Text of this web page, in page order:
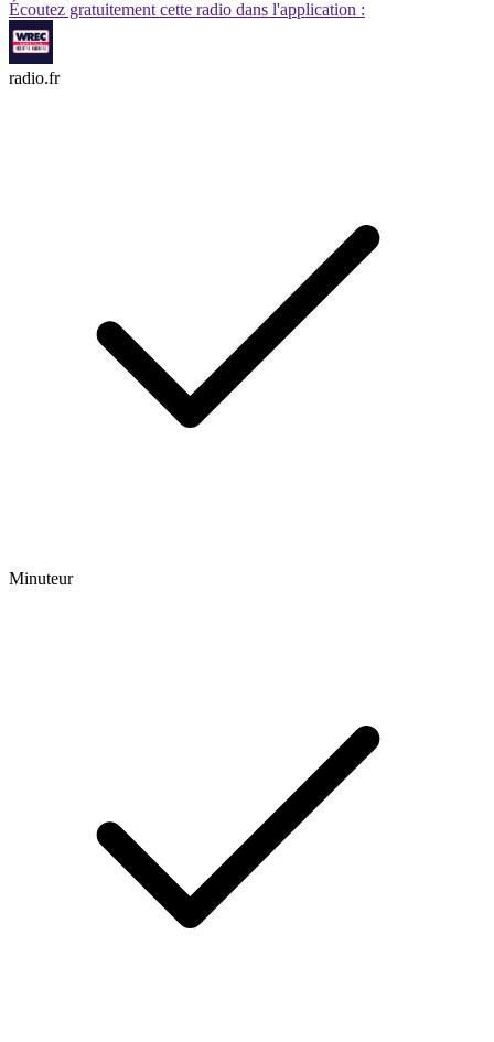
Écoutez gratuitement cette radio dans l'application :
radio.fr
Minuteur